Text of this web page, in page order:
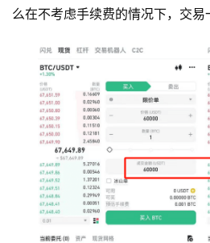
么在不考虑手续费的情况下，交